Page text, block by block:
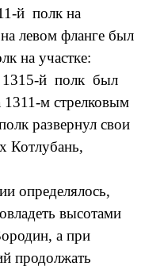
й полк на
левом фланге был
на участке:
1315-й полк был
1311-м стрелковым
развернул свои
Котлубань,
определялось,
высотами
а при
продолжать